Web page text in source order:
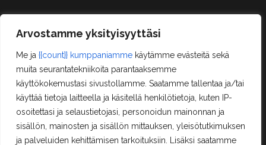
Arvostamme yksityisyyttäsi
Me ja {{count}} kumppaniamme käytämme evästeitä sekä
muita seurantatekniikoita parantaaksemme
käyttökokemustasi sivustollamme. Saatamme tallentaa ja/tai
käyttää tietoja laitteella ja käsitellä henkilötietoja, kuten IP-
osoitettasi ja selaustietojasi, personoidun mainonnan ja
sisällön, mainosten ja sisällön mittauksen, yleisötutkimuksen
ja palveluiden kehittämisen tarkoituksiin. Lisäksi saatamme
Asiakastilini
Oma tili
Ostoskori
Kilpailut ja säännöt